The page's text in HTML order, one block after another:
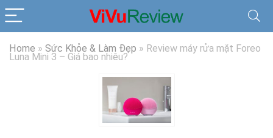
Home » Sức Khỏe & Làm Đẹp » Review máy rửa mặt Foreo
Luna Mini 3 – Giá bao nhiêu?